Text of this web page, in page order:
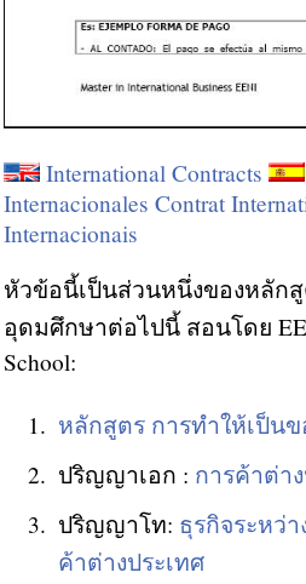
International Contracts
Internacionales Contrat
Internacionais
หัวข้อนี้เป็นส่วนหนึ่งของหลัก
อุดมศึกษาต่อไปนี้ สอนโดย
School:
หลักสูตร การทำให้เป็น
ปริญญาเอก : การค้าต่า
ปริญญาโท: ธุรกิจระหว่า
ค้าต่างประเทศ